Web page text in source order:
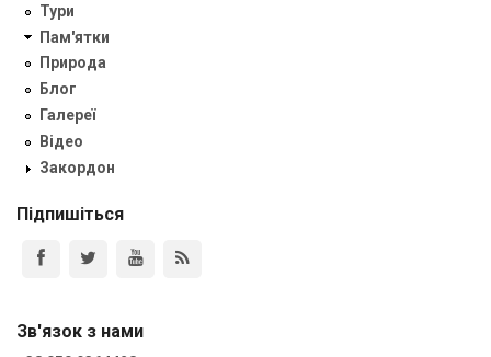
Тури
Пам'ятки
Природа
Блог
Галереї
Відео
Закордон
Підпишіться
Зв'язок з нами